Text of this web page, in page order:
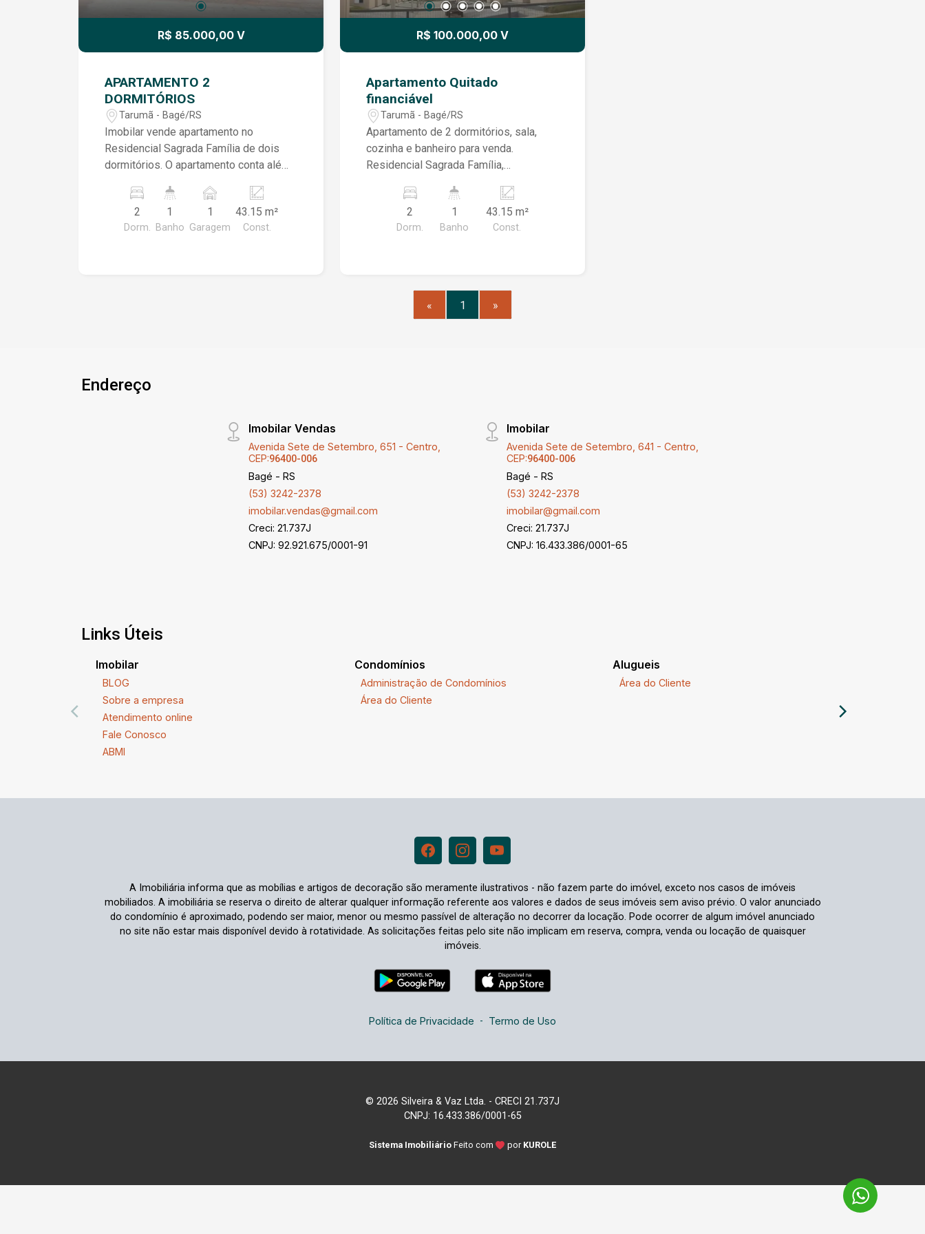
R$ 85.000,00 V
APARTAMENTO 2
DORMITÓRIOS
Tarumã - Bagé/RS
Imobilar vende apartamento no
Residencial Sagrada Família de dois
dormitórios. O apartamento conta além
sala e cozinha integradas. Apartamento
bem conservado, de terceiro andar!
Condomínio com playground e salão de
2
Dorm.
1
Banho
1
Garagem
43.15 m²
Const.
R$ 100.000,00 V
Apartamento Quitado
financiável
Tarumã - Bagé/RS
Apartamento de 2 dormitórios, sala,
cozinha e banheiro para venda.
Residencial Sagrada Família,
sistema de monitoramento, salão de
festas, playground, quadra
poliesportiva, estacionamento rotativo
maiores informações.
2
Dorm.
1
Banho
43.15 m²
Const.
« 1 »
Endereço
Imobilar Vendas
Avenida Sete de Setembro, 651 - Centro,
CEP:96400-006
Bagé - RS
(53) 3242-2378
imobilar.vendas@gmail.com
Creci: 21.737J
CNPJ: 92.921.675/0001-91
Imobilar
Avenida Sete de Setembro, 641 - Centro,
CEP:96400-006
Bagé - RS
(53) 3242-2378
imobilar@gmail.com
Creci: 21.737J
CNPJ: 16.433.386/0001-65
Links Úteis
Imobilar
BLOG
Sobre a empresa
Atendimento online
Fale Conosco
ABMI
Condomínios
Administração de Condomínios
Área do Cliente
Alugueis
Área do Cliente
A Imobiliária informa que as mobílias e artigos de decoração são meramente ilustrativos - não fazem parte do imóvel, exceto nos casos de imóveis
mobiliados. A imobiliária se reserva o direito de alterar qualquer informação referente aos valores e dados de seus imóveis sem aviso prévio. O valor anunciado
do condomínio é aproximado, podendo ser maior, menor ou mesmo passível de alteração no decorrer da locação. Pode ocorrer de algum imóvel anunciado
no site não estar mais disponível devido à rotatividade. As solicitações feitas pelo site não implicam em reserva, compra, venda ou locação de quaisquer
imóveis.
Política de Privacidade - Termo de Uso
© 2026 Silveira & Vaz Ltda. - CRECI 21.737J
CNPJ: 16.433.386/0001-65
Sistema Imobiliário Feito com por KUROLE